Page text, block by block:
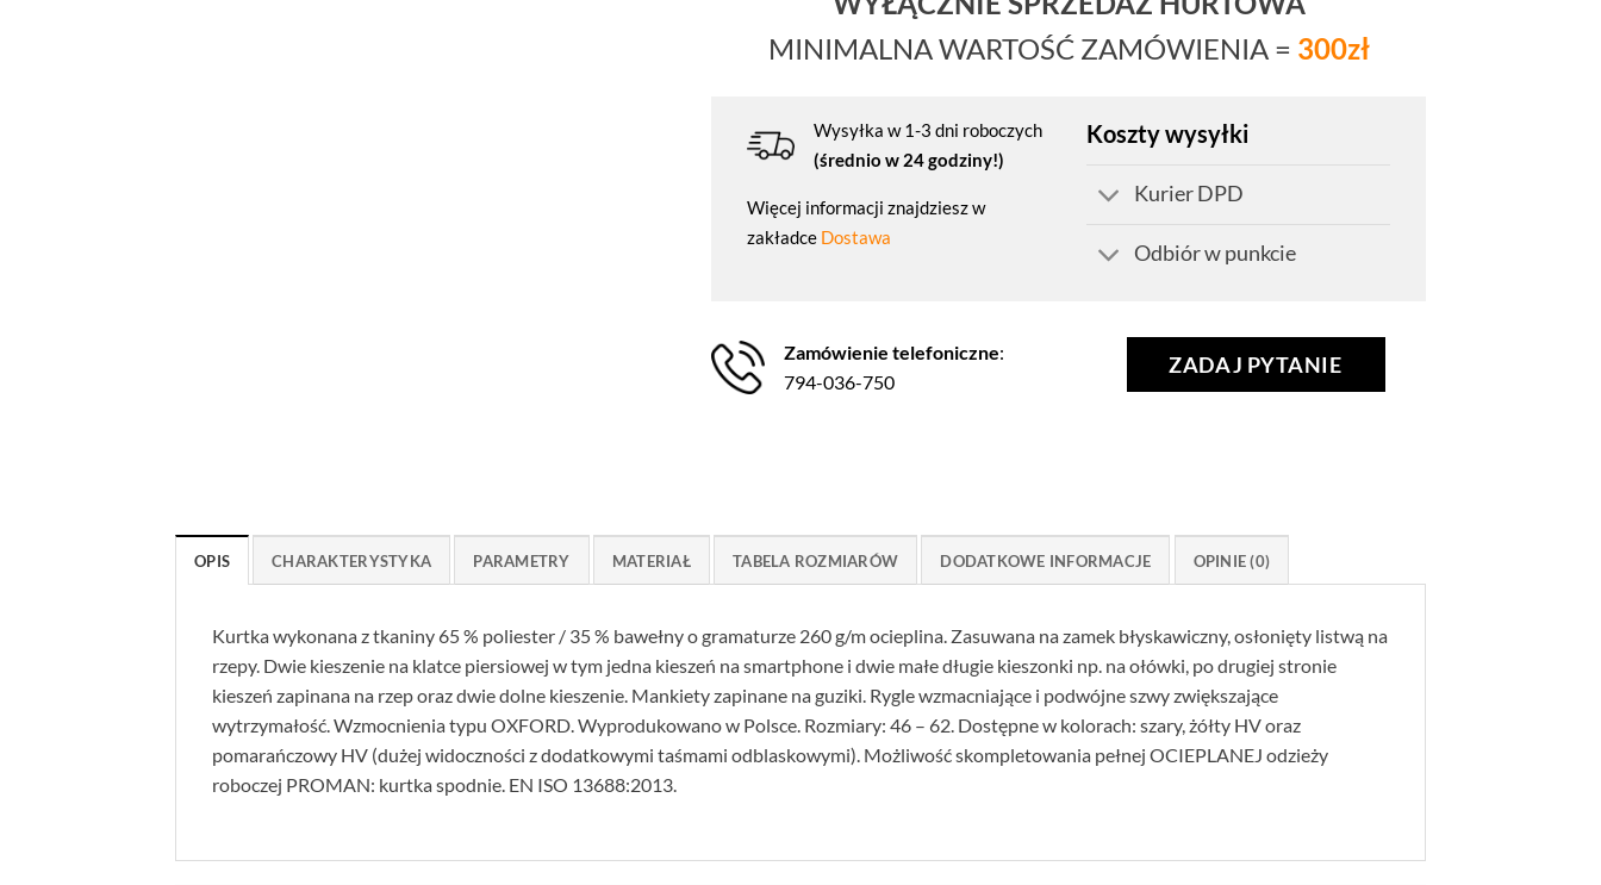
MINIMALNA WARTOŚĆ ZAMÓWIENIA = 300zł
Wysyłka w 1-3 dni roboczych
(średnio w 24 godziny!)
Więcej informacji znajdziesz w
zakładce Dostawa
Koszty wysyłki
Kurier DPD
Odbiór w punkcie
Zamówienie telefoniczne:
794-036-750
ZADAJ PYTANIE
OPIS CHARAKTERYSTYKA PARAMETRY MATERIAŁ TABELA ROZMIARÓW DODATKOWE INFORMACJE OPINIE (0)
Kurtka wykonana z tkaniny 65 % poliester / 35 % bawełny o gramaturze 260 g/m ocieplina. Zasuwana na zamek błyskawiczny, osłonięty listwą na
rzepy. Dwie kieszenie na klatce piersiowej w tym jedna kieszeń na smartphone i dwie małe długie kieszonki np. na ołówki, po drugiej stronie
kieszeń zapinana na rzep oraz dwie dolne kieszenie. Mankiety zapinane na guziki. Rygle wzmacniające i podwójne szwy zwiększające
wytrzymałość. Wzmocnienia typu OXFORD. Wyprodukowano w Polsce. Rozmiary: 46 – 62. Dostępne w kolorach: szary, żółty HV oraz
pomarańczowy HV (dużej widoczności z dodatkowymi taśmami odblaskowymi). Możliwość skompletowania pełnej OCIEPLANEJ odzieży
roboczej PROMAN: kurtka spodnie. EN ISO 13688:2013.